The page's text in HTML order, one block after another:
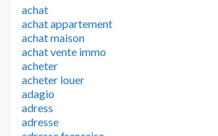
achat
achat appartement
achat maison
achat vente immo
acheter
acheter louer
adagio
adress
adresse